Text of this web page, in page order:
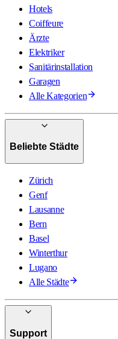
Hotels
Coiffeure
Ärzte
Elektriker
Sanitärinstallation
Garagen
Alle Kategorien
Beliebte Städte
Zürich
Genf
Lausanne
Bern
Basel
Winterthur
Lugano
Alle Städte
Support